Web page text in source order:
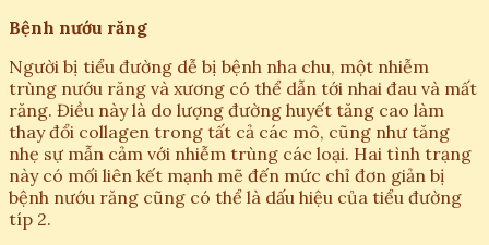
Bệnh nướu răng
Người bị tiểu đường dễ bị bệnh nha chu, một nhiễm
trùng nướu răng và xương có thể dẫn tới nhai đau và mất
răng. Điều này là do lượng đường huyết tăng cao làm
thay đổi collagen trong tất cả các mô, cũng như tăng
nhẹ sự mẫn cảm với nhiễm trùng các loại. Hai tình trạng
này có mối liên kết mạnh mẽ đến mức chỉ đơn giản bị
bệnh nướu răng cũng có thể là dấu hiệu của tiểu đường
típ 2.